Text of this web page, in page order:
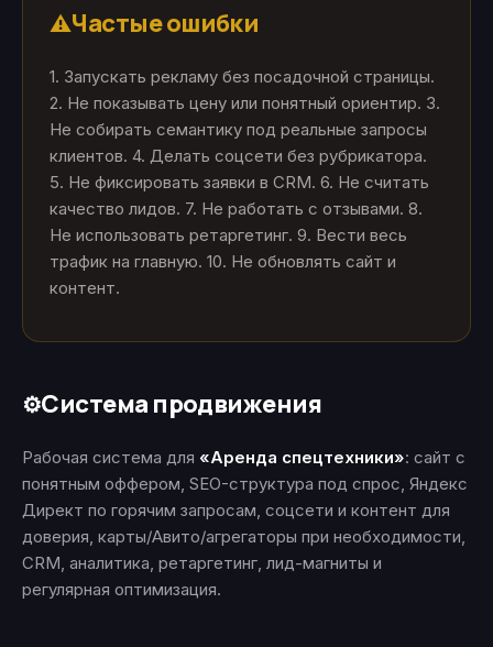
⚠️Частые ошибки
1. Запускать рекламу без посадочной страницы.
2. Не показывать цену или понятный ориентир. 3.
Не собирать семантику под реальные запросы
клиентов. 4. Делать соцсети без рубрикатора.
5. Не фиксировать заявки в CRM. 6. Не считать
качество лидов. 7. Не работать с отзывами. 8.
Не использовать ретаргетинг. 9. Вести весь
трафик на главную. 10. Не обновлять сайт и
контент.
⚙️Система продвижения
Рабочая система для «Аренда спецтехники»: сайт с
понятным оффером, SEO-структура под спрос, Яндекс
Директ по горячим запросам, соцсети и контент для
доверия, карты/Авито/агрегаторы при необходимости,
CRM, аналитика, ретаргетинг, лид-магниты и
регулярная оптимизация.